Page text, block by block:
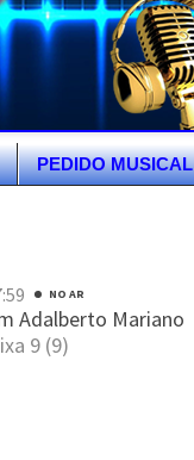
PEDIDO MUSICAL